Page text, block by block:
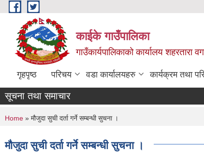
Skip to main content
काईके गाउँपालिका
गाउँकार्यपालिकाको कार्यालय शहरतारा
गृहपृष्ठ परिचय वडा कार्यालयहरु कार्यक्रम तथा
सूचना तथा समाचार
You are here
Home » मौजुदा सुची दर्ता गर्ने सम्बन्धी सुचना ।
मौजुदा सुची दर्ता गर्ने सम्बन्धी सुचना ।